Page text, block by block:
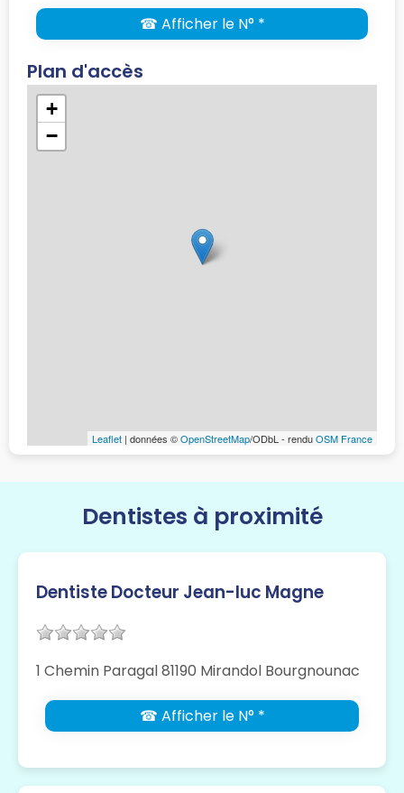
☎ Afficher le N° *
Plan d'accès
+
−
Leaflet | données ©OpenStreetMap/ODbL - renduOSM France
Dentistes à proximité
Dentiste Docteur Jean-luc Magne
1 Chemin Paragal 81190 Mirandol Bourgnounac
☎ Afficher le N° *